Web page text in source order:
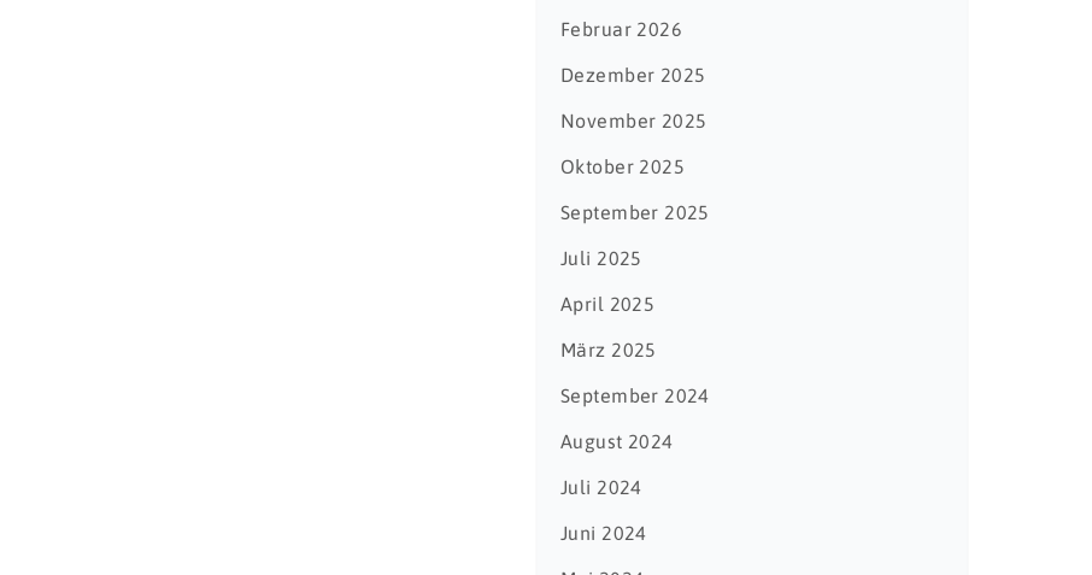
Februar 2026
Dezember 2025
November 2025
Oktober 2025
September 2025
Juli 2025
April 2025
März 2025
September 2024
August 2024
Juli 2024
Juni 2024